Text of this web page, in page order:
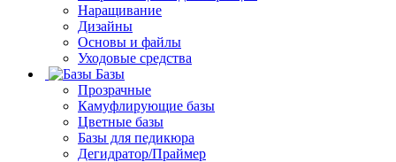
Наращивание
Дизайны
Основы и файлы
Уходовые средства
Базы
Прозрачные
Камуфлирующие базы
Цветные базы
Базы для педикюра
Дегидратор/Праймер